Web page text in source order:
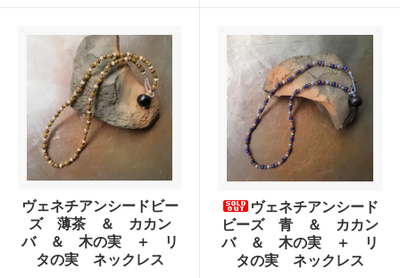
ヴェネチアンシードビー
ズ 薄茶 ＆ カカン
バ ＆ 木の実 ＋ リ
タの実 ネックレス
ヴェネチアンシード
ビーズ 青 ＆ カカン
バ ＆ 木の実 ＋ リ
タの実 ネックレス